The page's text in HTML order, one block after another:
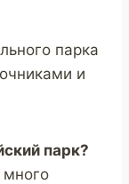
парка
и
парк?
много